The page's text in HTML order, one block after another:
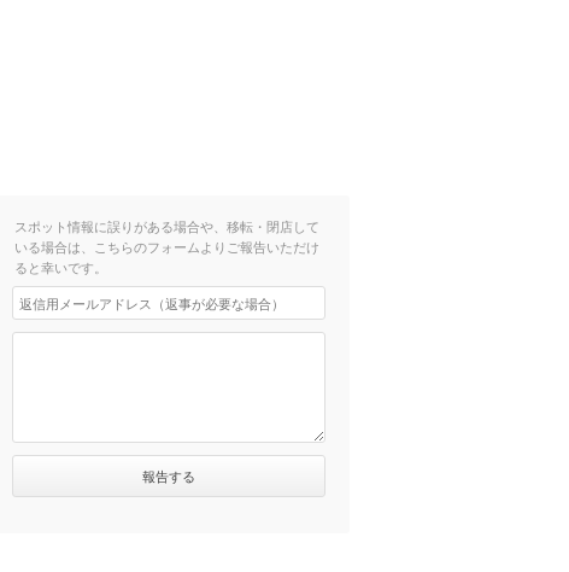
スポット情報に誤りがある場合や、移転・閉店して
いる場合は、こちらのフォームよりご報告いただけ
ると幸いです。